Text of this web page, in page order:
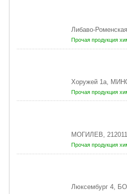
Либаво-
Прочая продукция
Хоружей 1а,
Прочая продукция
МОГИЛЕВ, 212011
Прочая продукция
Люксембург 4,